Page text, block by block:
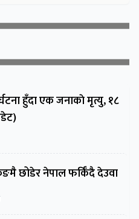
हुँदा एक जनाकाे मृत्यु, १८
छोडेर नेपाल फर्किँदै देउवा